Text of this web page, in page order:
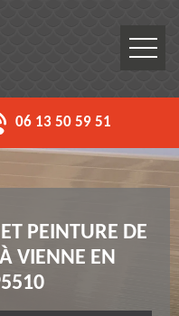
06 13 50 59 51
PEINTURE DE
VIENNE EN